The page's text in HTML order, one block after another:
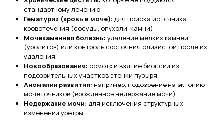
стандартному лечению.
Гематурия (кровь в моче): для поиска источника
кровотечения (сосуды, опухоли, камни).
Мочекаменная болезнь: удаление мелких камней
(уролитов) или контроль состояния слизистой после их
удаления.
Новообразования: осмотр и взятие биопсии из
подозрительных участков стенки пузыря.
Аномалии развития: например, подозрение на эктопию
мочеточников (врожденное недержание мочи).
Недержание мочи: для исключения структурных
изменений уретры.